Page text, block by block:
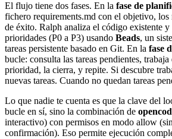
El flujo tiene dos fases. En la fase de
fichero requirements.md con el objetivo,
de éxito. Ralph analiza el código existente y
prioridades (P0 a P3) usando Beads, un
tareas persistente basado en Git. En la fase
bucle: consulta las tareas pendientes,
prioridad, la cierra, y repite. Si descubre
nuevas tareas. Cuando no quedan tareas
Lo que nadie te cuenta es que la clave del
bucle en sí, sino la combinación de
interactivo) con permisos en modo allow
confirmación). Eso permite ejecución